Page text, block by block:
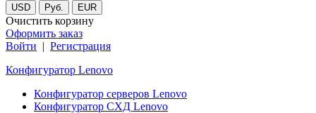
USD Руб. EUR
Очистить корзину
Оформить заказ
Войти | Регистрация
Конфигуратор Lenovo
Конфигуратор серверов Lenovo
Конфигуратор СХД Lenovo